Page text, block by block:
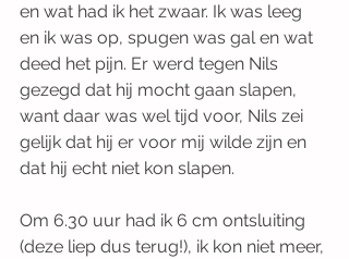
en wat had ik het zwaar. Ik was leeg
en ik was op, spugen was gal en wat
deed het pijn. Er werd tegen Nils
gezegd dat hij mocht gaan slapen,
want daar was wel tijd voor, Nils zei
gelijk dat hij er voor mij wilde zijn en
dat hij echt niet kon slapen.
Om 6.30 uur had ik 6 cm ontsluiting
(deze liep dus terug!), ik kon niet meer,